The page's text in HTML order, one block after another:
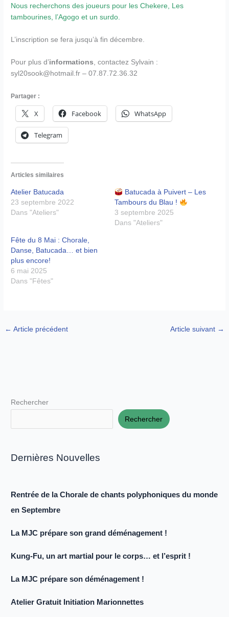
Nous recherchons des joueurs pour les Chekere, Les
tambourines, l’Agogo et un surdo.
L’inscription se fera jusqu’à fin décembre.
Pour plus d’informations, contactez Sylvain :
syl20sook@hotmail.fr – 07.87.72.36.32
Partager :
X Facebook WhatsApp
Telegram
Articles similaires
Atelier Batucada
23 septembre 2022
Dans "Ateliers"
Batucada à Puivert – Les
Tambours du Blau !
3 septembre 2025
Dans "Ateliers"
Fête du 8 Mai : Chorale,
Danse, Batucada… et bien
plus encore!
6 mai 2025
Dans "Fêtes"
← Article précédent Article suivant →
Rechercher
Rechercher
Dernières Nouvelles
Rentrée de la Chorale de chants polyphoniques du monde
en Septembre
La MJC prépare son grand déménagement !
Kung-Fu, un art martial pour le corps… et l’esprit !
La MJC prépare son déménagement !
Atelier Gratuit Initiation Marionnettes